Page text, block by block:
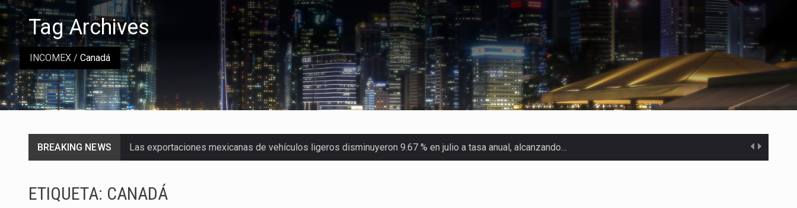
INCOMEX / Canadá
Tag Archives
BREAKING NEWS Las exportaciones mexicanas de vehículos ligeros disminuyeron 9.67 % en julio a tasa anual, alcanzando…
La Coalition for a Prosperous America (CPA) solicitó al gobierno de Estados Unidos mantener e…
ETIQUETA: CANADÁ